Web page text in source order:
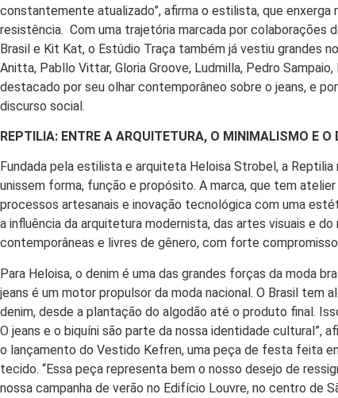
constantemente atualizado”, afirma o estilista, que enxerga
resistência. Com uma trajetória marcada por colaborações
Brasil e Kit Kat, o Estúdio Traça também já vestiu grandes
Anitta, Pabllo Vittar, Gloria Groove, Ludmilla, Pedro
destacado por seu olhar contemporâneo sobre o jeans, e
discurso social.
REPTILIA: ENTRE A ARQUITETURA, O MINIMALISMO E
Fundada pela estilista e arquiteta Heloisa Strobel, a
unissem forma, função e propósito. A marca, que tem
processos artesanais e inovação tecnológica com uma
a influência da arquitetura modernista, das artes visuais e
contemporâneas e livres de gênero, com forte
Para Heloisa, o denim é uma das grandes forças da moda
jeans é um motor propulsor da moda nacional. O Brasil tem
denim, desde a plantação do algodão até o produto final.
O jeans e o biquíni são parte da nossa identidade cultural”,
o lançamento do Vestido Kefren, uma peça de festa feita
tecido. “Essa peça representa bem o nosso desejo de
nossa campanha de verão no Edifício Louvre, no centro de